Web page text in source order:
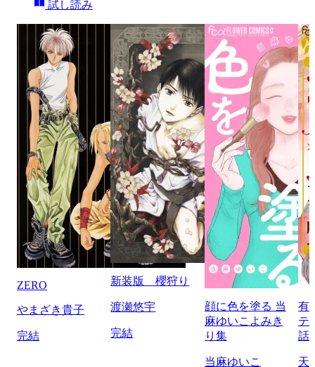
試し読み
ZERO
やまざき貴子
完結
新装版 櫻狩り
渡瀬悠宇
完結
顔に色を塗る 当
麻ゆいこよみき
り集
当麻ゆいこ
有
テ
話
天